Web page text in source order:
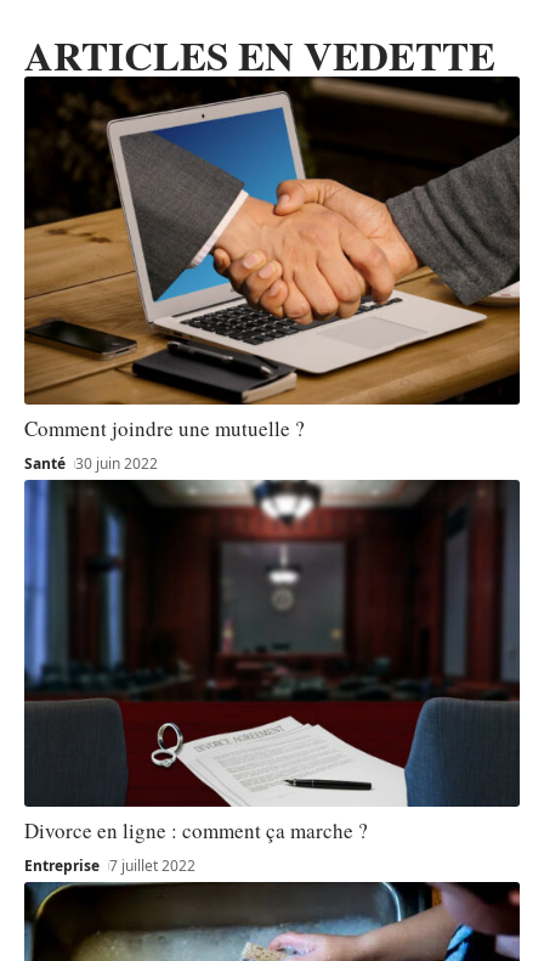
ARTICLES EN VEDETTE
Comment joindre une mutuelle ?
Santé 30 juin 2022
Divorce en ligne : comment ça marche ?
Entreprise 7 juillet 2022